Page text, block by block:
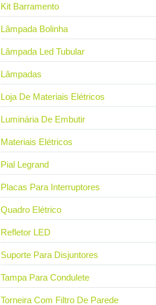
Kit Barramento
Lâmpada Bolinha
Lâmpada Led Tubular
Lâmpadas
Loja De Materiais Elétricos
Luminária De Embutir
Materiais Elétricos
Pial Legrand
Placas Para Interruptores
Quadro Elétrico
Refletor LED
Suporte Para Disjuntores
Tampa Para Condulete
Torneira Com Filtro De Parede